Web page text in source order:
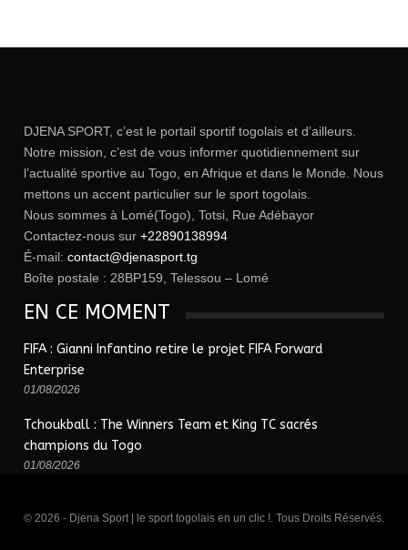
DJENA SPORT, c’est le portail sportif togolais et d’ailleurs.
Notre mission, c’est de vous informer quotidiennement sur
l’actualité sportive au Togo, en Afrique et dans le Monde. Nous
mettons un accent particulier sur le sport togolais.
Nous sommes à Lomé(Togo), Totsi, Rue Adébayor
Contactez-nous sur +22890138994
É-mail: contact@djenasport.tg
Boîte postale : 28BP159, Telessou – Lomé
EN CE MOMENT
FIFA : Gianni Infantino retire le projet FIFA Forward
Enterprise
01/08/2026
Tchoukball : The Winners Team et King TC sacrés
champions du Togo
01/08/2026
© 2026 - Djena Sport | le sport togolais en un clic !. Tous Droits Réservés.